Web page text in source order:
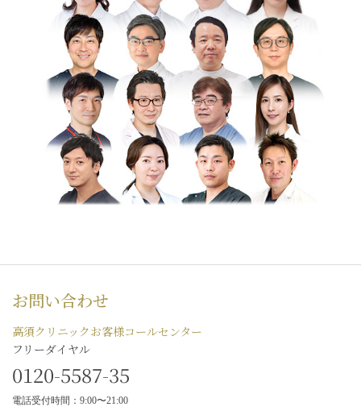
お問い合わせ
高須クリニックお客様コールセンター
フリーダイヤル
0120-5587-35
電話受付時間：9:00〜21:00